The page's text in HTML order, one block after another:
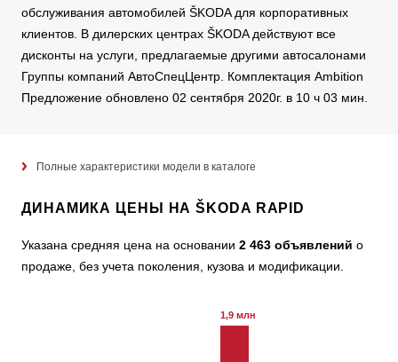
обслуживания автомобилей ŠKODA для корпоративных
клиентов. В дилерских центрах ŠKODA действуют все
дисконты на услуги, предлагаемые другими автосалонами
Группы компаний АвтоСпецЦентр. Комплектация Ambition
Предложение обновлено 02 сентября 2020г. в 10 ч 03 мин.
Полные характеристики модели в каталоге
ДИНАМИКА ЦЕНЫ НА ŠKODA RAPID
Указана средняя цена на основании 2 463 объявлений о
продаже, без учета поколения, кузова и модификации.
1,9 млн